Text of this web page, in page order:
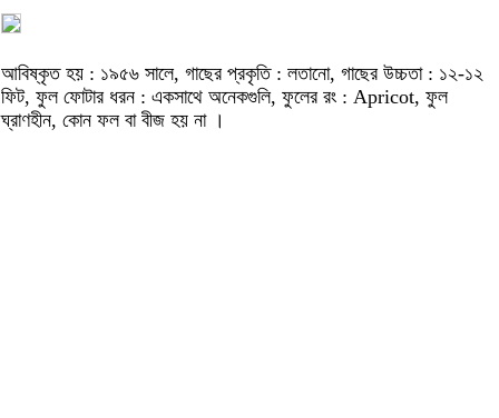
আবিষ্কৃত হয় : ১৯৫৬ সালে, গাছের প্রকৃতি : লতানো, গাছের উচ্চতা : ১২-১২
ফিট, ফুল ফোটার ধরন : একসাথে অনেকগুলি, ফুলের রং : Apricot, ফুল
ঘ্রাণহীন, কোন ফল বা বীজ হয় না ।